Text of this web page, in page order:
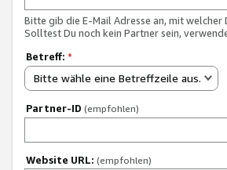
Bitte gib die E-Mail Adresse an, mit
Solltest Du noch kein Partner sein,
Betreff: *
Bitte wähle eine Betreffzeile aus.
Partner-ID (empfohlen)
Website URL: (empfohlen)